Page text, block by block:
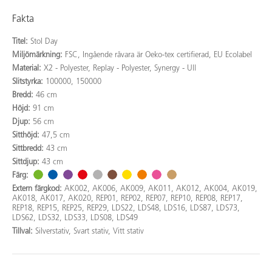
Fakta
Titel: Stol Day
Miljömärkning: FSC, Ingående råvara är Oeko-tex certifierad, EU Ecolabel
Material: X2 - Polyester, Replay - Polyester, Synergy - Ull
Slitstyrka: 100000, 150000
Bredd: 46 cm
Höjd: 91 cm
Djup: 56 cm
Sitthöjd: 47,5 cm
Sittbredd: 43 cm
Sittdjup: 43 cm
Färg:
Extern färgkod: AK002, AK006, AK009, AK011, AK012, AK004, AK019,
AK018, AK017, AK020, REP01, REP02, REP07, REP10, REP08, REP17,
REP18, REP15, REP25, REP29, LDS22, LDS48, LDS16, LDS87, LDS73,
LDS62, LDS32, LDS33, LDS08, LDS49
Tillval: Silverstativ, Svart stativ, Vitt stativ